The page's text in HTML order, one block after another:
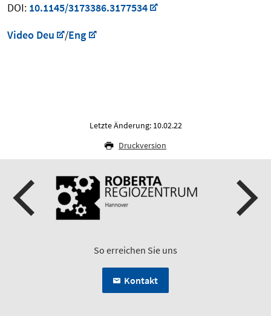
DOI: 10.1145/3173386.3177534
Video Deu
/Eng
Letzte Änderung: 10.02.22
Druckversion
So erreichen Sie uns
Kontakt